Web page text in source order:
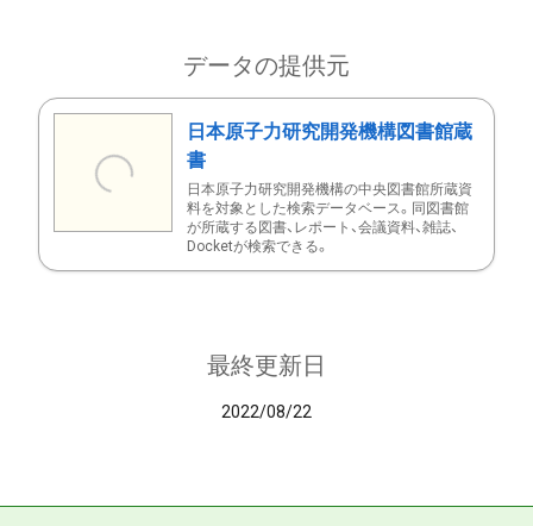
データの提供元
日本原子力研究開発機構図書館蔵
書
日本原子力研究開発機構の中央図書館所蔵資
料を対象とした検索データベース。同図書館
が所蔵する図書、レポート、会議資料、雑誌、
Docketが検索できる。
最終更新日
2022/08/22